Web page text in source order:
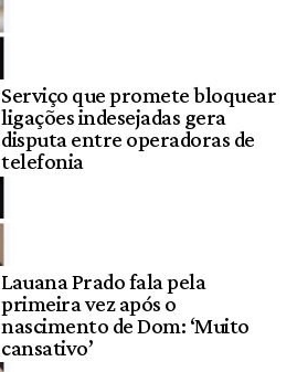
Serviço que promete bloquear
ligações indesejadas gera
disputa entre operadoras de
telefonia
Lauana Prado fala pela
primeira vez após o
nascimento de Dom: ‘Muito
cansativo’